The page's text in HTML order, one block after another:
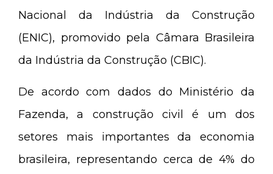
Nacional da Indústria da Construção
(ENIC), promovido pela Câmara Brasileira
da Indústria da Construção (CBIC).
De acordo com dados do Ministério da
Fazenda, a construção civil é um dos
setores mais importantes da economia
brasileira, representando cerca de 4% do